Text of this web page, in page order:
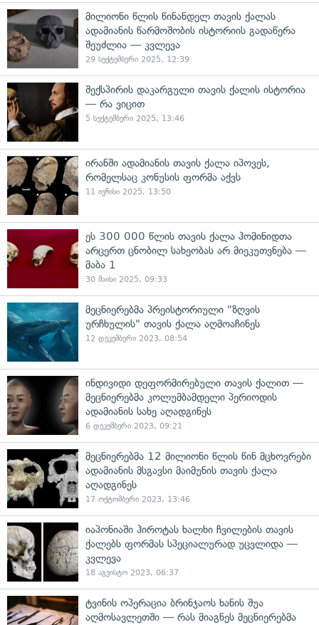
მილიონი წლის წინანდელ თავის ქალას
ადამიანის წარმოშობის ისტორიის გადაწერა
შეუძლია — კვლევა
29 სექტემბერი 2025, 12:39
შექსპირის დაკარგული თავის ქალის ისტორია
— რა ვიცით
5 სექტემბერი 2025, 13:46
ირანში ადამიანის თავის ქალა იპოვეს,
რომელსაც კონუსის ფორმა აქვს
11 ივნისი 2025, 13:50
ეს 300 000 წლის თავის ქალა ჰომინიდთა
არცერთ ცნობილ სახეობას არ მიეკუთვნება —
მაბა 1
30 მაისი 2025, 09:33
მეცნიერებმა პრეისტორიული "ზღვის
ურჩხულის" თავის ქალა აღმოაჩინეს
12 დეკემბერი 2023, 08:54
ინდივიდი დეფორმირებული თავის ქალით —
მეცნიერებმა კოლუმბამდელი პერიოდის
ადამიანის სახე აღადგინეს
6 დეკემბერი 2023, 09:21
მეცნიერებმა 12 მილიონი წლის წინ მცხოვრები
ადამიანის მსგავსი მაიმუნის თავის ქალა
აღადგინეს
17 ოქტომბერი 2023, 13:46
იაპონიაში ჰიროტას ხალხი ჩვილების თავის
ქალებს ფორმას სპეციალურად უცვლიდა —
კვლევა
18 აგვისტო 2023, 06:37
ტვინის ოპერაცია ბრინჯაოს ხანის შუა
აღმოსავლეთში — რას მიაგნეს მეცნიერებმა